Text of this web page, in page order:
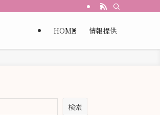
HOME 情報提供
検索